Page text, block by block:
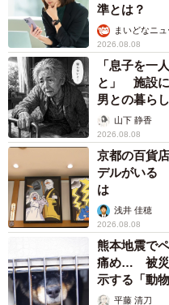
準とは？
まいどなニ
2026.08.08
「息子を一
と」 施設に
男との暮ら
から】山下 静香
2026.08.08
京都の百貨
デルがいる
は
浅井 佳穂
2026.08.08
熊本地震で
痛め… 被災
示する「動
平藤 清刀